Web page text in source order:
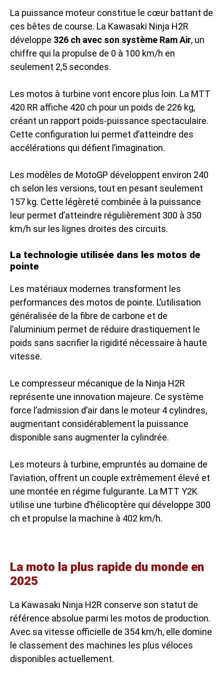
La puissance moteur constitue le cœur battant de
ces bêtes de course. La Kawasaki Ninja H2R
développe 326 ch avec son système Ram Air, un
chiffre qui la propulse de 0 à 100 km/h en
seulement 2,5 secondes.
Les motos à turbine vont encore plus loin. La MTT
420 RR affiche 420 ch pour un poids de 226 kg,
créant un rapport poids-puissance spectaculaire.
Cette configuration lui permet d’atteindre des
accélérations qui défient l’imagination.
Les modèles de MotoGP développent environ 240
ch selon les versions, tout en pesant seulement
157 kg. Cette légèreté combinée à la puissance
leur permet d’atteindre régulièrement 300 à 350
km/h sur les lignes droites des circuits.
La technologie utilisée dans les motos de
pointe
Les matériaux modernes transforment les
performances des motos de pointe. L’utilisation
généralisée de la fibre de carbone et de
l’aluminium permet de réduire drastiquement le
poids sans sacrifier la rigidité nécessaire à haute
vitesse.
Le compresseur mécanique de la Ninja H2R
représente une innovation majeure. Ce système
force l’admission d’air dans le moteur 4 cylindres,
augmentant considérablement la puissance
disponible sans augmenter la cylindrée.
Les moteurs à turbine, empruntés au domaine de
l’aviation, offrent un couple extrêmement élevé et
une montée en régime fulgurante. La MTT Y2K
utilise une turbine d’hélicoptère qui développe 300
ch et propulse la machine à 402 km/h.
La moto la plus rapide du monde en
2025
La Kawasaki Ninja H2R conserve son statut de
référence absolue parmi les motos de production.
Avec sa vitesse officielle de 354 km/h, elle domine
le classement des machines les plus véloces
disponibles actuellement.